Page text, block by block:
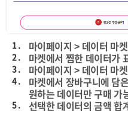
1 . 마이페이지 > 데이터 마
2 . 마켓에서 찜한 데이터가
3 . 마이페이지 > 데이터 마
4 .
마켓에서 장바구니에 담
원하는 데이터만 구매 가
5 . 선택한 데이터의 금액 합